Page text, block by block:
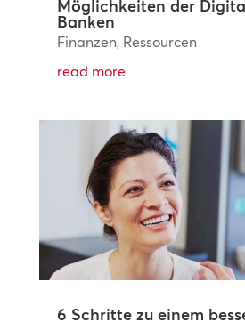
Möglichkeiten der
Banken
Finanzen, Ressourcen
read more
6 Schritte zu einem